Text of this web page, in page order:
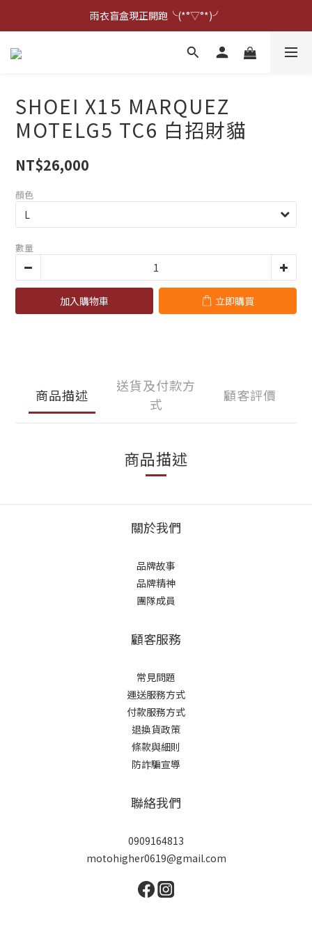
點擊右下方客服可詢問即時庫存☆*: .｡. o(≧▽≦)o .｡.:*☆
雨衣盲盒現正開跑╰(*°▽°*)╯
點擊右下方客服可詢問即時庫存☆*: .｡. o(≧▽≦)o .｡.:*☆
SHOEI X15 MARQUEZ
MOTELG5 TC6 白招財貓
NT$26,000
顏色
數量
加入購物車 立即購買
商品描述
送貨及付款方
式
顧客評價
商品描述
關於我們
品牌故事
品牌精神
團隊成員
顧客服務
常見問題
運送服務方式
付款服務方式
退換貨政策
條款與細則
防詐騙宣導
聯絡我們
0909164813
motohigher0619@gmail.com